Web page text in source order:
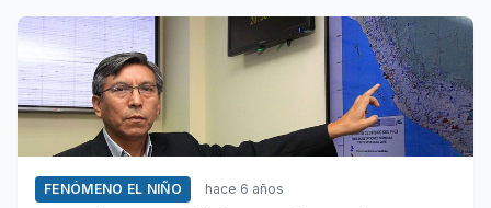
FENÓMENO EL NIÑO hace 6 años